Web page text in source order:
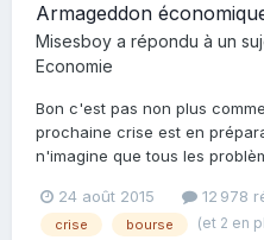
Armageddon
Misesboy a répondu à un
Economie
Bon c'est pas non plus
prochaine crise est en
n'imagine que tous les
24 août 2015 12 978
crise bourse (et 2 en